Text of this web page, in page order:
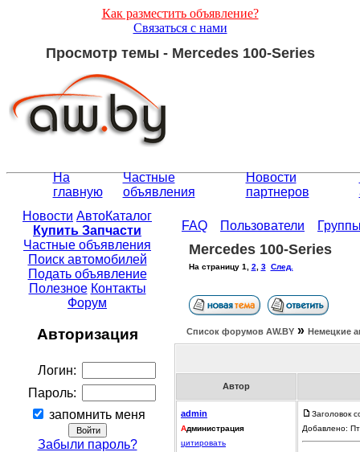
Как разместить объявление?
Связаться с нами
Просмотр темы - Mercedes 100-Series
На
главную
Частные
объявления
Новости
партнеров
Новости АвтоКаталог
Купить Запчасти
Частные объявления
Поиск автомобилей
Подать объявление
Полезное Контакты
Форум
Авторизация
Логин:
Пароль:
запомнить меня
Забыли пароль?
FAQ Пользователи
Mercedes 100-Series
На страницу 1 2 3 След.
Список форумов АW.BY » Немецкие
Автор
admin
Администрация
цитировать
Заголовок
Добавлено: